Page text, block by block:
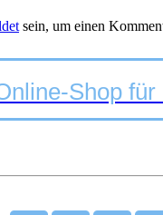
sein, um einen
Shop für